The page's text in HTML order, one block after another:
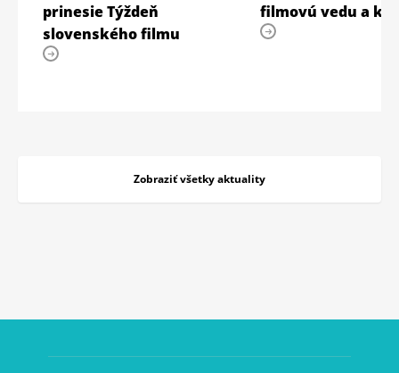
prinesie Týždeň
slovenského filmu
filmovú vedu a
Zobraziť všetky aktuality